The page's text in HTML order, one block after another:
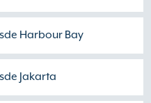
Harbour Bay
Jakarta